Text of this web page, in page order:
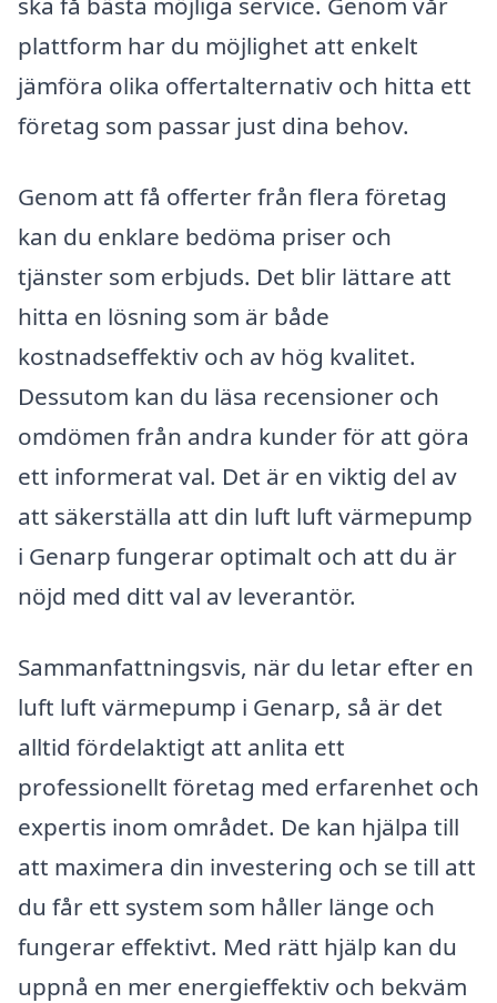
plattform har du möjlighet att enkelt
jämföra olika offertalternativ och hitta ett
företag som passar just dina behov.
Genom att få offerter från flera företag
kan du enklare bedöma priser och
tjänster som erbjuds. Det blir lättare att
hitta en lösning som är både
kostnadseffektiv och av hög kvalitet.
Dessutom kan du läsa recensioner och
omdömen från andra kunder för att göra
ett informerat val. Det är en viktig del av
att säkerställa att din luft luft värmepump
i Genarp fungerar optimalt och att du är
nöjd med ditt val av leverantör.
Sammanfattningsvis, när du letar efter en
luft luft värmepump i Genarp, så är det
alltid fördelaktigt att anlita ett
professionellt företag med erfarenhet och
expertis inom området. De kan hjälpa till
att maximera din investering och se till att
du får ett system som håller länge och
fungerar effektivt. Med rätt hjälp kan du
uppnå en mer energieffektiv och bekväm